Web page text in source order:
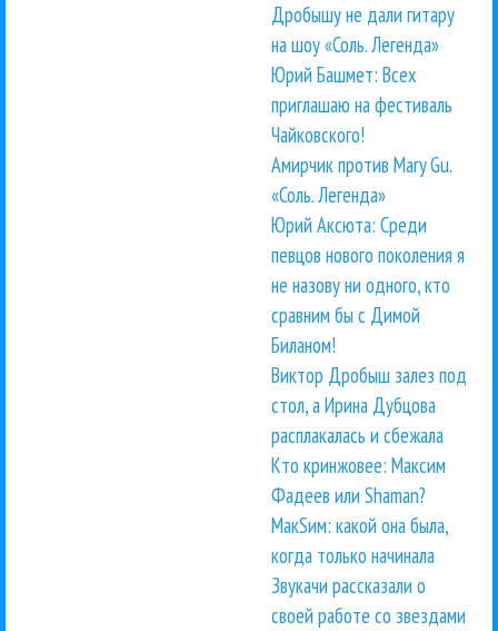
Дробышу не дали гитару
на шоу «Соль. Легенда»
Юрий Башмет: Всех
приглашаю на фестиваль
Чайковского!
Амирчик против Mary Gu.
«Соль. Легенда»
Юрий Аксюта: Среди
певцов нового поколения я
не назову ни одного, кто
сравним бы с Димой
Биланом!
Виктор Дробыш залез под
стол, а Ирина Дубцова
расплакалась и сбежала
Кто кринжовее: Максим
Фадеев или Shaman?
МакSим: какой она была,
когда только начинала
Звукачи рассказали о
своей работе со звездами